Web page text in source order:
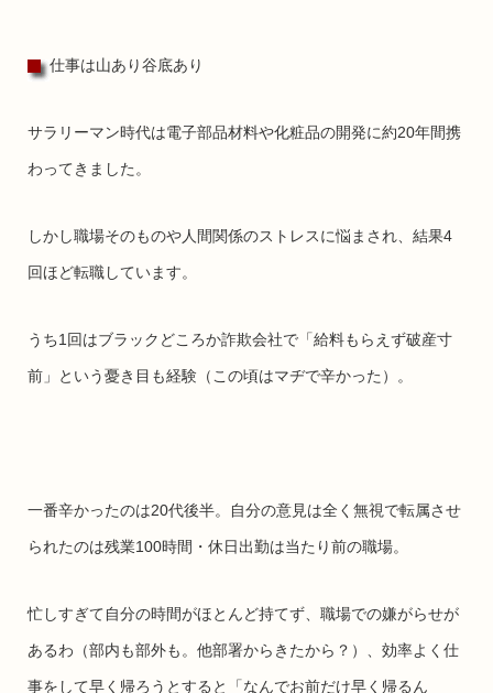
仕事は山あり谷底あり
サラリーマン時代は電子部品材料や化粧品の開発に約20年間携
わってきました。
しかし職場そのものや人間関係のストレスに悩まされ、結果4
回ほど転職しています。
うち1回はブラックどころか詐欺会社で「給料もらえず破産寸
前」という憂き目も経験（この頃はマヂで辛かった）。
一番辛かったのは20代後半。自分の意見は全く無視で転属させ
られたのは残業100時間・休日出勤は当たり前の職場。
忙しすぎて自分の時間がほとんど持てず、職場での嫌がらせが
あるわ（部内も部外も。他部署からきたから？）、効率よく仕
事をして早く帰ろうとすると「なんでお前だけ早く帰るん